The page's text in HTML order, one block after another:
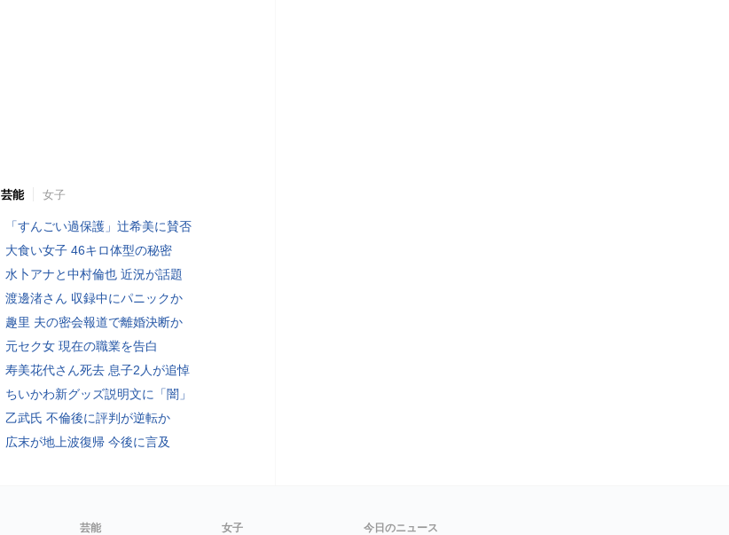
芸能 女子
「すんごい過保護」辻希美に賛否
大食い女子 46キロ体型の秘密
水卜アナと中村倫也 近況が話題
渡邊渚さん 収録中にパニックか
趣里 夫の密会報道で離婚決断か
元セク女 現在の職業を告白
寿美花代さん死去 息子2人が追悼
ちいかわ新グッズ説明文に「闇」
乙武氏 不倫後に評判が逆転か
広末が地上波復帰 今後に言及
芸能 女子 今日のニュース